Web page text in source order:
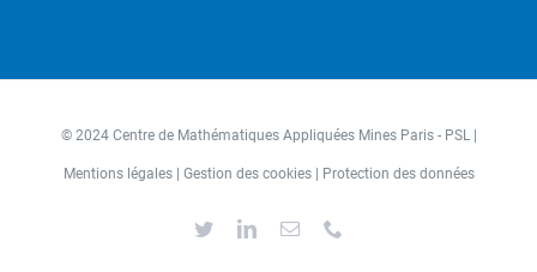
© 2024 Centre de Mathématiques Appliquées Mines Paris - PSL |
Mentions légales| Gestion des cookies| Protection des données
TwitterLinkedIn
Email